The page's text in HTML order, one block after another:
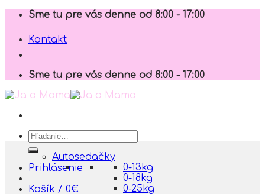
Skip
content
Sme tu pre vás denne od 8:00 - 17:00
Kontakt
Sme tu pre vás denne od 8:00 - 17:00
Hľadať:
Prihlásenie
Košík / 0€
Autosedačky
0-13kg
0-18kg
0-25kg